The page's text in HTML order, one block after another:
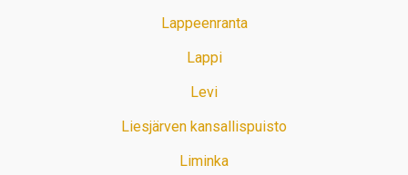
Lappeenranta
Lappi
Levi
Liesjärven kansallispuisto
Liminka